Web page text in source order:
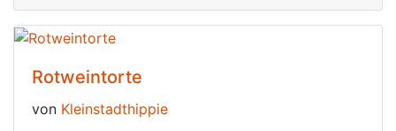
Rotweintorte
von Kleinstadthippie